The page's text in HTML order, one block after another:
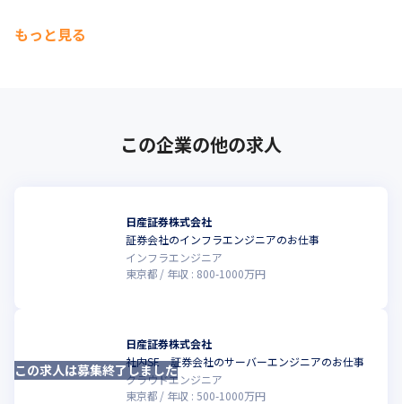
当社顧客層は、個人投資家だけでなく、国内外の投資銀行、プロ
もっと見る
この企業の他の求人
日産証券株式会社
証券会社のインフラエンジニアのお仕事
インフラエンジニア
東京都
年収 : 800-1000万円
日産証券株式会社
社内SE 証券会社のサーバーエンジニアのお仕事
クラウドエンジニア
東京都
年収 : 500-1000万円
この求人は募集終了しました